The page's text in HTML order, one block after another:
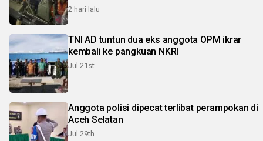
2 hari lalu
TNI AD tuntun dua eks anggota OPM ikrar
kembali ke pangkuan NKRI
Jul 21st
Anggota polisi dipecat terlibat perampokan di
Aceh Selatan
Jul 29th